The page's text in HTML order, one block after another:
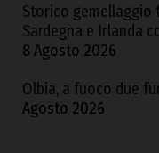
Storico gemellaggio
Sardegna e Irlanda
8 Agosto 2026
Olbia, a fuoco due
Agosto 2026